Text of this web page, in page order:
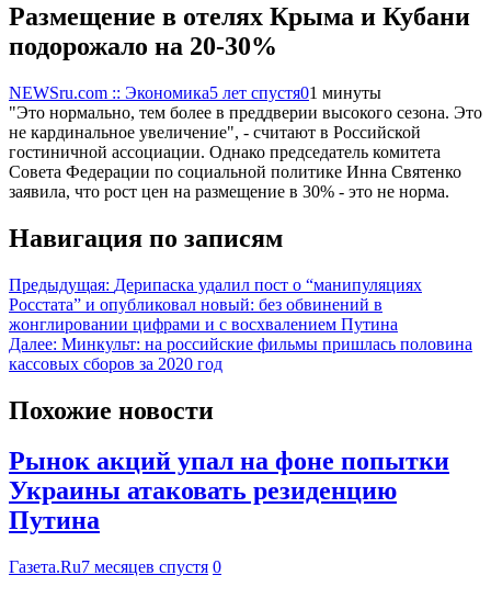
Размещение в отелях Крыма и Кубани
подорожало на 20-30%
NEWSru.com :: Экономика5 лет спустя01 минуты
"Это нормально, тем более в преддверии высокого сезона. Это
не кардинальное увеличение", - считают в Российской
гостиничной ассоциации. Однако председатель комитета
Совета Федерации по социальной политике Инна Святенко
заявила, что рост цен на размещение в 30% - это не норма.
Навигация по записям
Предыдущая: Дерипаска удалил пост о “манипуляциях
Росстата” и опубликовал новый: без обвинений в
жонглировании цифрами и с восхвалением Путина
Далее: Минкульт: на российские фильмы пришлась половина
кассовых сборов за 2020 год
Похожие новости
Рынок акций упал на фоне попытки
Украины атаковать резиденцию
Путина
Газета.Ru7 месяцев спустя 0